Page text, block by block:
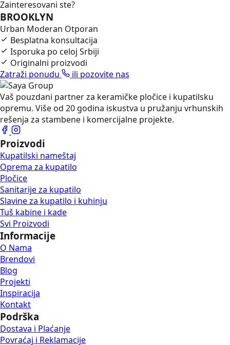
Zainteresovani ste?
BROOKLYN
Urban Moderan Otporan
Besplatna konsultacija
Isporuka po celoj Srbiji
Originalni proizvodi
Zatraži ponudu
ili pozovite nas
Vaš pouzdani partner za keramičke pločice i kupatilsku
opremu. Više od 20 godina iskustva u pružanju vrhunskih
rešenja za stambene i komercijalne projekte.
Proizvodi
Kupatilski nameštaj
Oprema za kupatilo
Pločice
Sanitarije za kupatilo
Slavine za kupatilo i kuhinju
Tuš kabine i kade
Svi Proizvodi
Informacije
O Nama
Brendovi
Blog
Projekti
Inspiracija
Kontakt
Podrška
Dostava i Plaćanje
Povraćaj i Reklamacije